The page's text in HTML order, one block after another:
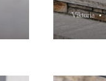
Viktoria